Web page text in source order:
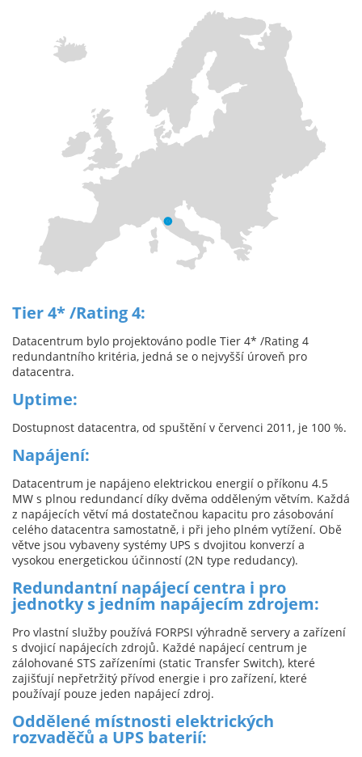
Tier 4* /Rating 4:
Datacentrum bylo projektováno podle Tier 4* /Rating 4
redundantního kritéria, jedná se o nejvyšší úroveň pro
datacentra.
Uptime:
Dostupnost datacentra, od spuštění v červenci 2011, je 100 %.
Napájení:
Datacentrum je napájeno elektrickou energií o příkonu 4.5
MW s plnou redundancí díky dvěma odděleným větvím. Každá
z napájecích větví má dostatečnou kapacitu pro zásobování
celého datacentra samostatně, i při jeho plném vytížení. Obě
větve jsou vybaveny systémy UPS s dvojitou konverzí a
vysokou energetickou účinností (2N type redudancy).
Redundantní napájecí centra i pro
jednotky s jedním napájecím zdrojem:
Pro vlastní služby používá FORPSI výhradně servery a zařízení
s dvojicí napájecích zdrojů. Každé napájecí centrum je
zálohované STS zařízeními (static Transfer Switch), které
zajišťují nepřetržitý přívod energie i pro zařízení, které
používají pouze jeden napájecí zdroj.
Oddělené místnosti elektrických
rozvaděčů a UPS baterií: